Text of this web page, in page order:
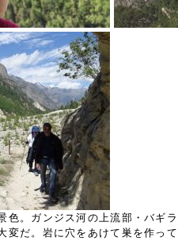
色。ガンジス河の上流部・バギ
変だ。岩に穴をあけて巣を作っ